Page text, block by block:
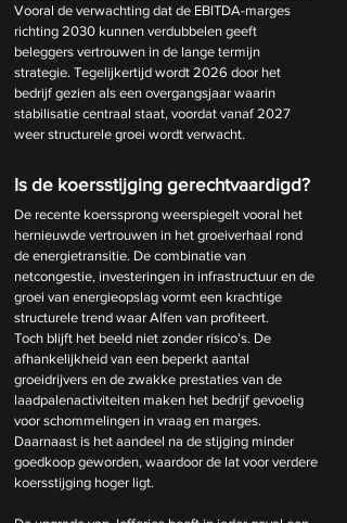
Vooral de verwachting dat de EBITDA-marges
richting 2030 kunnen verdubbelen geeft
beleggers vertrouwen in de lange termijn
strategie. Tegelijkertijd wordt 2026 door het
bedrijf gezien als een overgangsjaar waarin
stabilisatie centraal staat, voordat vanaf 2027
weer structurele groei wordt verwacht.
Is de koersstijging gerechtvaardigd?
De recente koerssprong weerspiegelt vooral het
hernieuwde vertrouwen in het groeiverhaal rond
de energietransitie. De combinatie van
netcongestie, investeringen in infrastructuur en de
groei van energieopslag vormt een krachtige
structurele trend waar Alfen van profiteert.
Toch blijft het beeld niet zonder risico’s. De
afhankelijkheid van een beperkt aantal
groeidrijvers en de zwakke prestaties van de
laadpalenactiviteiten maken het bedrijf gevoelig
voor schommelingen in vraag en marges.
Daarnaast is het aandeel na de stijging minder
goedkoop geworden, waardoor de lat voor verdere
koersstijging hoger ligt.